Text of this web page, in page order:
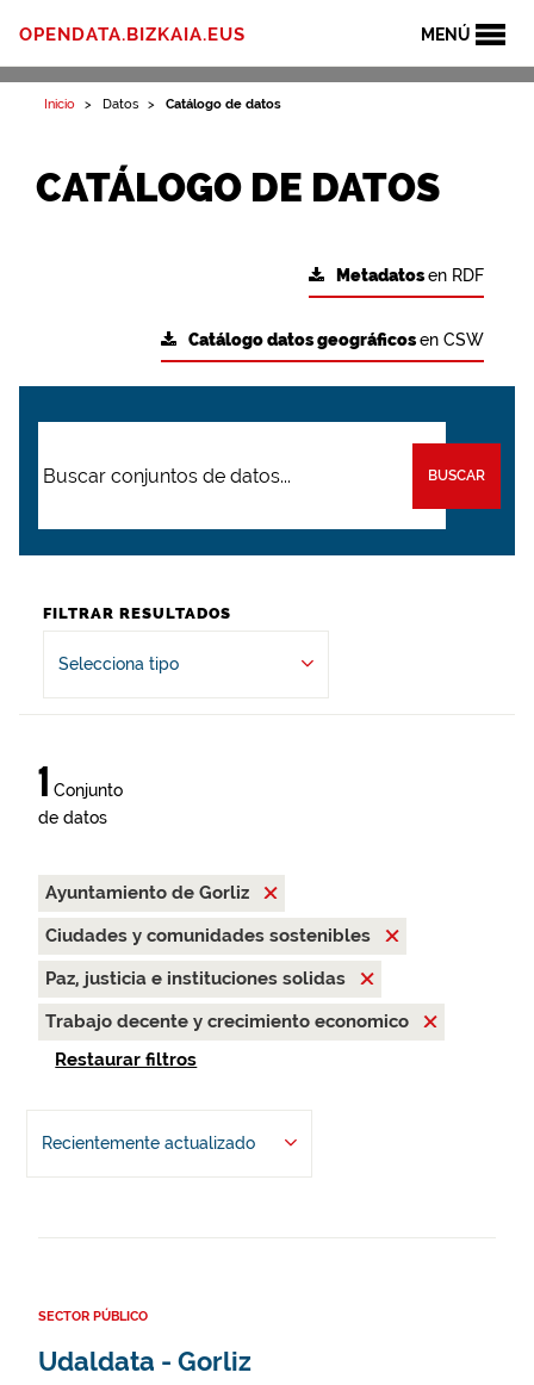
MENÚ
OPENDATA.BIZKAIA.EUS
Inicio Datos Catálogo de datos
CATÁLOGO DE DATOS
Metadatosen RDF
Catálogo datos geográficosen CSW
BUSCAR
FILTRAR RESULTADOS
Selecciona tipo
1 Conjunto
de datos
Ayuntamiento de Gorliz
Ciudades y comunidades sostenibles
Paz, justicia e instituciones solidas
Trabajo decente y crecimiento economico
Restaurar filtros
Recientemente actualizado
SECTOR PÚBLICO
Udaldata - Gorliz